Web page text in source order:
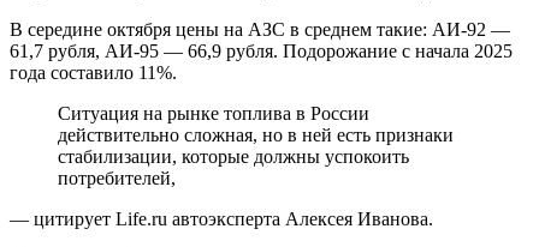
В середине октября цены на АЗС в среднем такие: АИ-92 —
61,7 рубля, АИ-95 — 66,9 рубля. Подорожание с начала 2025
года составило 11%.
Ситуация на рынке топлива в России
действительно сложная, но в ней есть признаки
стабилизации, которые должны успокоить
потребителей,
— цитирует Life.ru автоэксперта Алексея Иванова.